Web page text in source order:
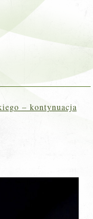
– kontynuacja